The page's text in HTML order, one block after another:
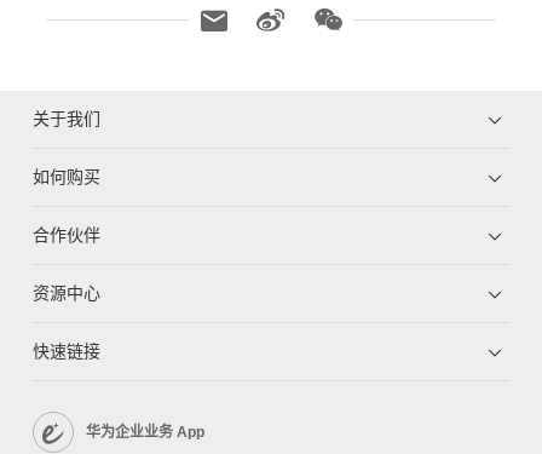
关于我们
如何购买
合作伙伴
资源中心
快速链接
华为企业业务 App